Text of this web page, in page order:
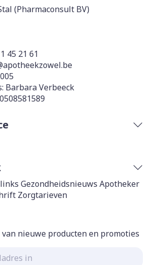
(Pharmaconsult BV)
45 21 61
apotheekzowel.be
Barbara Verbeeck
Gezondheidsnieuws Apotheker
Zorgtarieven
nieuwe producten en promoties